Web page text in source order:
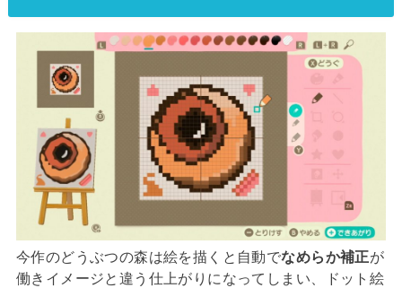
今作のどうぶつの森は絵を描くと自動でなめらか補正が
働きイメージと違う仕上がりになってしまい、ドット絵